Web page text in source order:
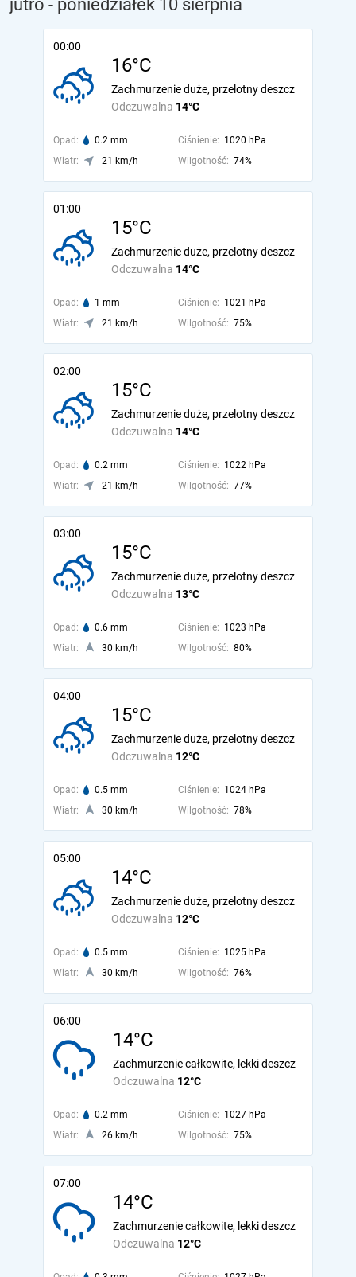
jutro - poniedziałek 10 sierpnia
00:00
16°C
Odczuwalna 14°C
Zachmurzenie duże, przelotny deszcz
Opad: 0.2 mm Ciśnienie: 1020 hPa
Wiatr:
21 km/h Wilgotność: 74%
01:00
15°C
Odczuwalna 14°C
Zachmurzenie duże, przelotny deszcz
Opad: 1 mm Ciśnienie: 1021 hPa
Wiatr:
21 km/h Wilgotność: 75%
02:00
15°C
Odczuwalna 14°C
Zachmurzenie duże, przelotny deszcz
Opad: 0.2 mm Ciśnienie: 1022 hPa
Wiatr:
21 km/h Wilgotność: 77%
03:00
15°C
Odczuwalna 13°C
Zachmurzenie duże, przelotny deszcz
Opad: 0.6 mm Ciśnienie: 1023 hPa
Wiatr:
30 km/h Wilgotność: 80%
04:00
15°C
Odczuwalna 12°C
Zachmurzenie duże, przelotny deszcz
Opad: 0.5 mm Ciśnienie: 1024 hPa
Wiatr:
30 km/h Wilgotność: 78%
05:00
14°C
Odczuwalna 12°C
Zachmurzenie duże, przelotny deszcz
Opad: 0.5 mm Ciśnienie: 1025 hPa
Wiatr:
30 km/h Wilgotność: 76%
06:00
14°C
Odczuwalna 12°C
Zachmurzenie całkowite, lekki deszcz
Opad: 0.2 mm Ciśnienie: 1027 hPa
Wiatr:
26 km/h Wilgotność: 75%
07:00
14°C
Odczuwalna 12°C
Zachmurzenie całkowite, lekki deszcz